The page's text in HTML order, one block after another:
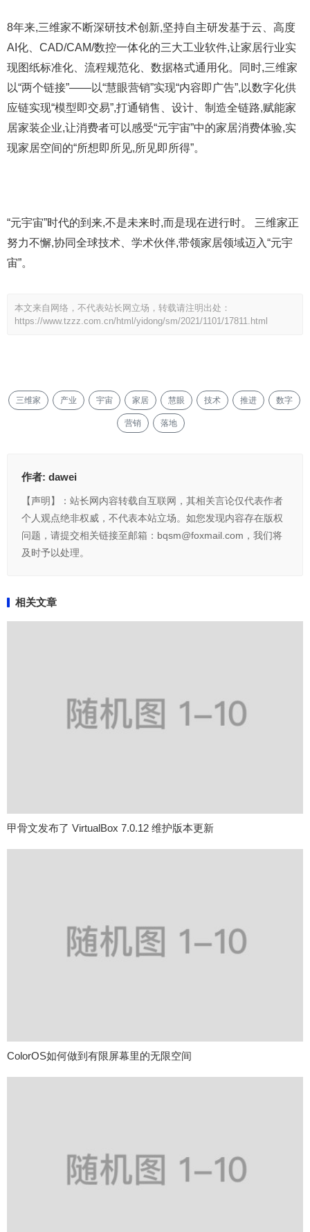
8年来,三维家不断深研技术创新,坚持自主研发基于云、高度
AI化、CAD/CAM/数控一体化的三大工业软件,让家居行业实
现图纸标准化、流程规范化、数据格式通用化。同时,三维家
以“两个链接”——以“慧眼营销”实现“内容即广告”,以数字化供
应链实现“模型即交易”,打通销售、设计、制造全链路,赋能家
居家装企业,让消费者可以感受“元宇宙”中的家居消费体验,实
现家居空间的“所想即所见,所见即所得”。
“元宇宙”时代的到来,不是未来时,而是现在进行时。 三维家正
努力不懈,协同全球技术、学术伙伴,带领家居领域迈入“元宇
宙”。
本文来自网络，不代表站长网立场，转载请注明出处：
https://www.tzzz.com.cn/html/yidong/sm/2021/1101/17811.html
三维家 产业 宇宙 家居 慧眼 技术 推进 数字
营销 落地
作者: dawei
【声明】：站长网内容转载自互联网，其相关言论仅代表作者
个人观点绝非权威，不代表本站立场。如您发现内容存在版权
问题，请提交相关链接至邮箱：bqsm@foxmail.com，我们将
及时予以处理。
相关文章
甲骨文发布了 VirtualBox 7.0.12 维护版本更新
ColorOS如何做到有限屏幕里的无限空间